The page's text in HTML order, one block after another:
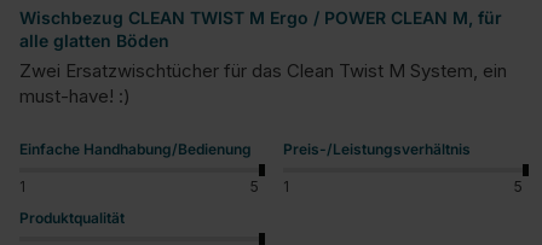
Wischbezug CLEAN TWIST M Ergo / POWER CLEAN M, für
alle glatten Böden
Zwei Ersatzwischtücher für das Clean Twist M System, ein
must-have! :)
Einfache Handhabung/Bedienung
1 5
Preis-/Leistungsverhältnis
1
5
Produktqualität